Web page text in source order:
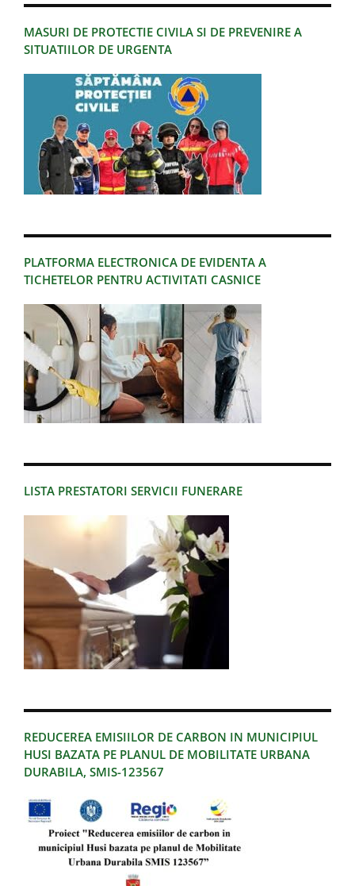
MASURI DE PROTECTIE CIVILA SI DE PREVENIRE A
SITUATIILOR DE URGENTA
PLATFORMA ELECTRONICA DE EVIDENTA A
TICHETELOR PENTRU ACTIVITATI CASNICE
LISTA PRESTATORI SERVICII FUNERARE
REDUCEREA EMISIILOR DE CARBON IN MUNICIPIUL
HUSI BAZATA PE PLANUL DE MOBILITATE URBANA
DURABILA, SMIS-123567